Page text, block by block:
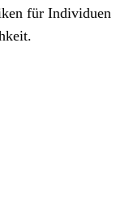
für Individuen